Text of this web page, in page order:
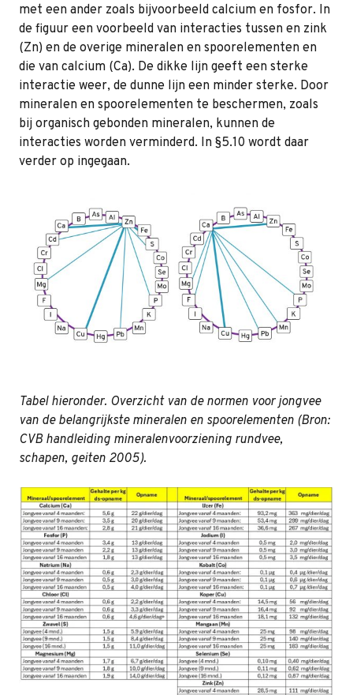
met een ander zoals bijvoorbeeld calcium en fosfor. In
de figuur een voorbeeld van interacties tussen en zink
(Zn) en de overige mineralen en spoorelementen en
die van calcium (Ca). De dikke lijn geeft een sterke
interactie weer, de dunne lijn een minder sterke. Door
mineralen en spoorelementen te beschermen, zoals
bij organisch gebonden mineralen, kunnen de
interacties worden verminderd. In §5.10 wordt daar
verder op ingegaan.
Tabel hieronder. Overzicht van de normen voor jongvee
van de belangrijkste mineralen en spoorelementen (Bron:
CVB handleiding mineralenvoorziening rundvee,
schapen, geiten 2005).